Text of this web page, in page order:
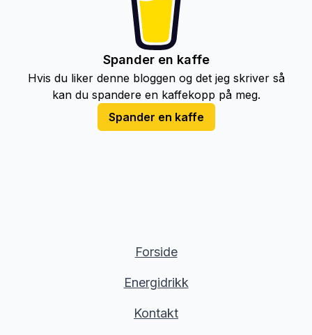
Spander en kaffe
Hvis du liker denne bloggen og det jeg skriver så
kan du spandere en kaffekopp på meg.
Spander en kaffe
Forside
Energidrikk
Kontakt